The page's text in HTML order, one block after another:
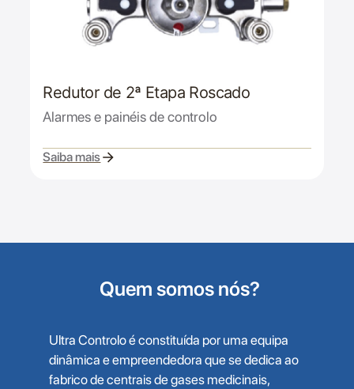
Redutor de 2ª Etapa Roscado
Alarmes e painéis de controlo
Saiba mais
Quem somos nós?
Ultra Controlo é constituída por uma equipa
dinâmica e empreendedora que se dedica ao
fabrico de centrais de gases medicinais,